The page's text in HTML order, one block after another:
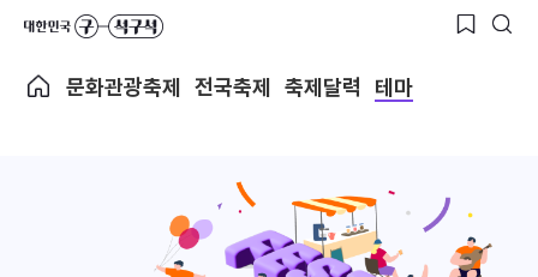
문화관광축제 전국축제 축제달력 테마